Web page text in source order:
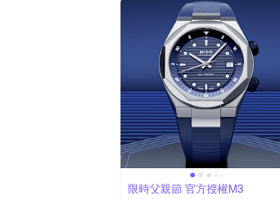
限時父親節 官方授權M3